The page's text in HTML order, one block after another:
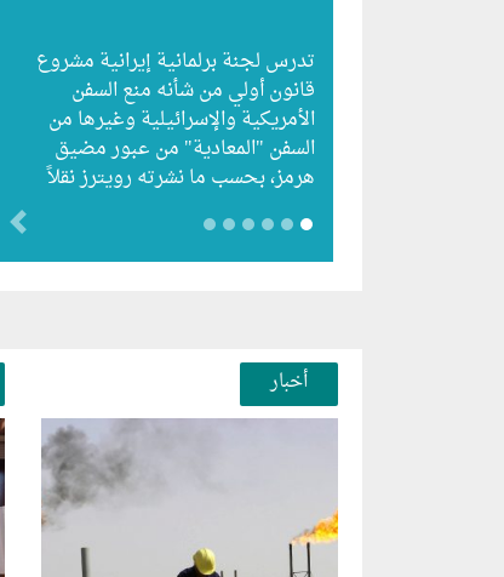
تدرس لجنة برلمانية إيرانية مشروع
قانون ⁠أولي من شأنه منع السفن
الأمريكية والإسرائيلية وغيرها من
السفن "المعادية" من عبور مضيق
هرمز، بحسب ما نشرته رويترز نقلاً
أخبار